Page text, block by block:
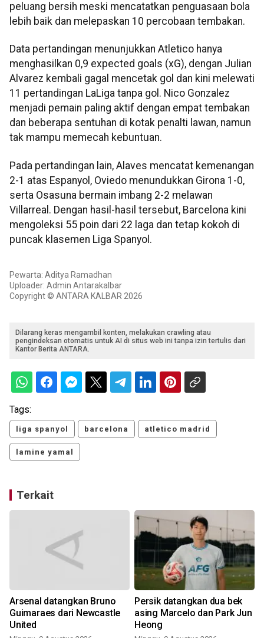
peluang bersih meski mencatatkan penguasaan bola
lebih baik dan melepaskan 10 percobaan tembakan.
Data pertandingan menunjukkan Atletico hanya
menghasilkan 0,9 expected goals (xG), dengan Julian
Alvarez kembali gagal mencetak gol dan kini melewati
11 pertandingan LaLiga tanpa gol. Nico Gonzalez
menjadi pemain paling aktif dengan empat tembakan
dan beberapa sentuhan di kotak penalti lawan, namun
tak mampu memecah kebuntuan.
Pada pertandingan lain, Alaves mencatat kemenangan
2-1 atas Espanyol, Oviedo menundukkan Girona 1-0,
serta Osasuna bermain imbang 2-2 melawan
Villarreal. Dengan hasil-hasil tersebut, Barcelona kini
mengoleksi 55 poin dari 22 laga dan tetap kokoh di
puncak klasemen Liga Spanyol.
Pewarta: Aditya Ramadhan
Uploader: Admin Antarakalbar
Copyright © ANTARA KALBAR 2026
Dilarang keras mengambil konten, melakukan crawling atau
pengindeksan otomatis untuk AI di situs web ini tanpa izin tertulis dari
Kantor Berita ANTARA.
Tags:
liga spanyol barcelona atletico madrid
lamine yamal
Terkait
Arsenal datangkan Bruno
Guimaraes dari Newcastle
United
Persik datangkan dua bek
asing Marcelo dan Park Jun
Heong